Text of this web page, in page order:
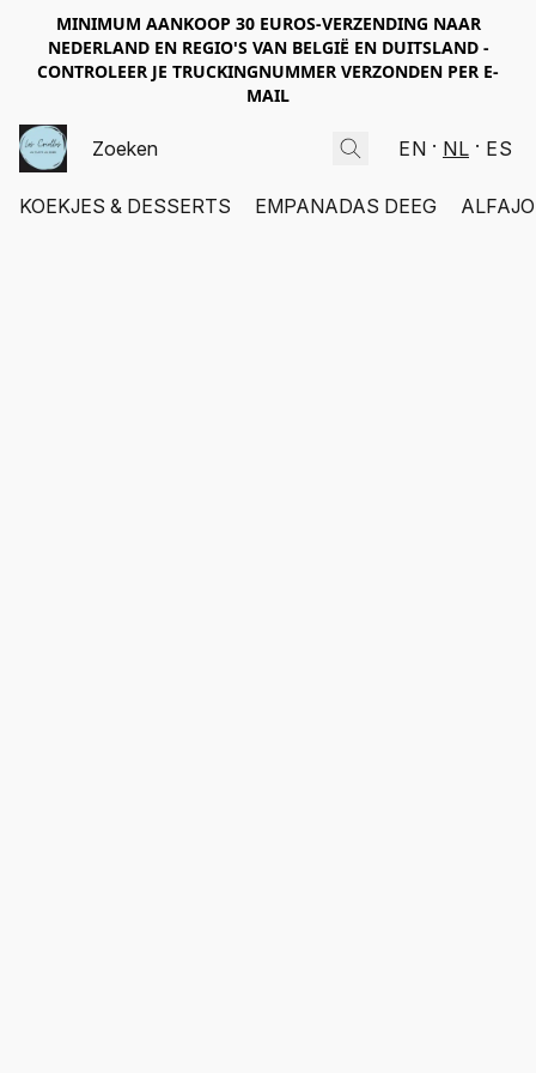
MINIMUM AANKOOP 30 EUROS-VERZENDING NAAR
NEDERLAND EN REGIO'S VAN BELGIË EN DUITSLAND -
CONTROLEER JE TRUCKINGNUMMER VERZONDEN PER E-
MAIL
EN NL ES
KOEKJES & DESSERTS EMPANADAS DEEG